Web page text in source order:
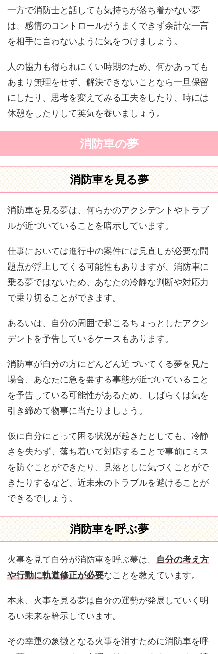
一方で消防士と話しても気持ちが落ち着かない夢
は、感情のコントロールがうまくできず余計な一言
を相手に言わないように気をつけましょう。
人の協力も得られにくい時期のため、何かあっても
あまり無理をせず、解決できないことなら一旦保留
にしたり、思考を変えてみる工夫をしたり、時には
休憩をしたりして英気を養いましょう。
消防車の夢
消防車を見る夢
消防車を見る夢は、何らかのアクシデントやトラブ
ルが近づいていることを暗示しています。
仕事においては進行中の案件には見直しが必要な問
題点が浮上してくる可能性もありますが、消防車に
乗る夢ではないため、あなたの冷静な判断や対応力
で乗り切ることができます。
あるいは、自分の周囲で起こるちょっとしたアクシ
デントを予告しているケースもあります。
消防車が自分の方にどんどん近づいてくる夢を見た
場合、あなたに急を要する事態が近づいていること
を予告している可能性があるため、しばらくは気を
引き締めて物事に当たりましょう。
仮に自分にとって困る状況が起きたとしても、冷静
さを失わず、落ち着いて対応することで事前にミス
を防ぐことができたり、見落としに気づくことがで
きたりするなど、近未来のトラブルを避けることが
できるでしょう。
消防車を呼ぶ夢
火事を見て自分が消防車を呼ぶ夢は、 自分の考え方
や行動に軌道修正が必要なことを教えています。
本来、火事を見る夢は自分の運勢が発展していく明
るい未来を暗示しています。
その幸運の象徴となる火事を消すために消防車を呼